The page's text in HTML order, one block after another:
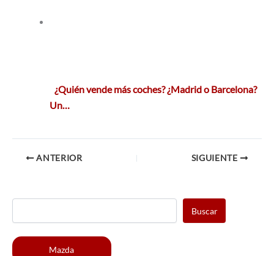
¿Quién vende más coches? ¿Madrid o Barcelona?
Un…
ANTERIOR SIGUIENTE
Buscar
Mazda